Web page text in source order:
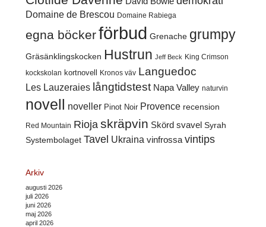
Domaine de Brescou Domaine Rabiega
egna böckerförbud Grenache grumpy
Gräsänklingskocken Hustrun Jeff Beck King Crimson
kockskolan kortnovell Kronos väv Languedoc
Les Lauzeraies långtidstest Napa Valley naturvin
novell noveller Pinot Noir Provence recension
Red Mountain Rioja skräpvin Skörd svavel Syrah
Systembolaget Tavel Ukraina vinfrossa vintips
Arkiv
augusti 2026
juli 2026
juni 2026
maj 2026
april 2026